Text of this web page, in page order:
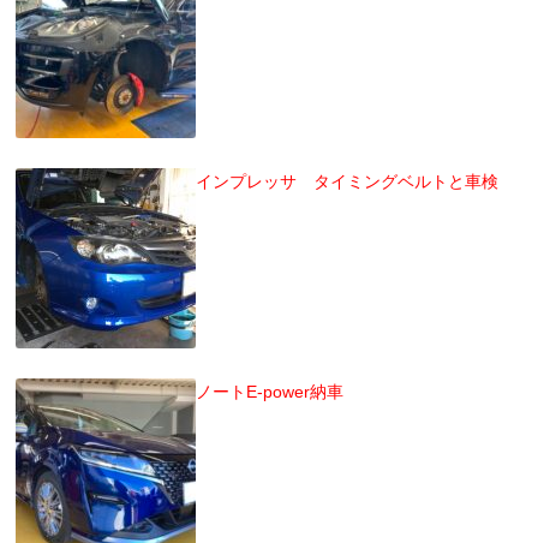
インプレッサ タイミングベルトと車検
ノートE-power納車